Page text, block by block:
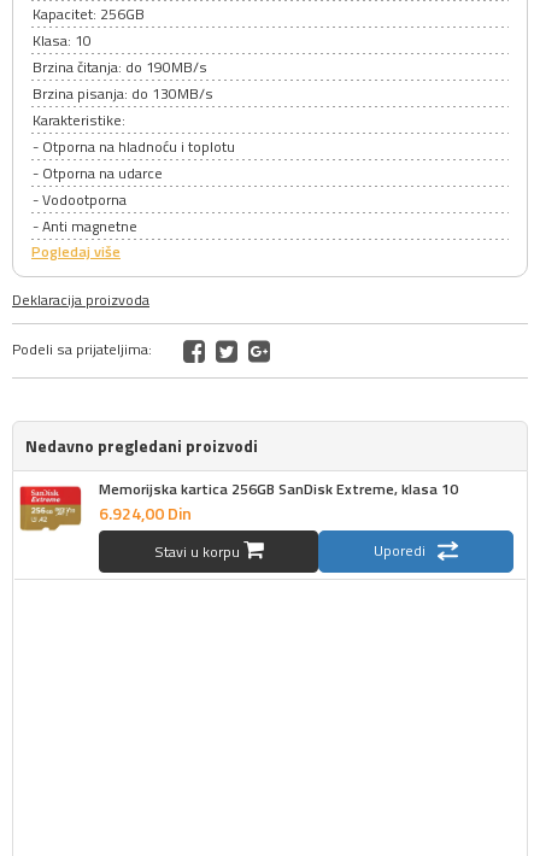
Kapacitet: 256GB
Klasa: 10
Brzina čitanja: do 190MB/s
Brzina pisanja: do 130MB/s
Karakteristike:
- Otporna na hladnoću i toplotu
- Otporna na udarce
- Vodootporna
- Anti magnetne
Pogledaj više
Deklaracija proizvoda
Podeli sa prijateljima:
Nedavno pregledani proizvodi
Memorijska kartica 256GB SanDisk Extreme, klasa 10
6.924,00Din
Stavi u korpu Uporedi